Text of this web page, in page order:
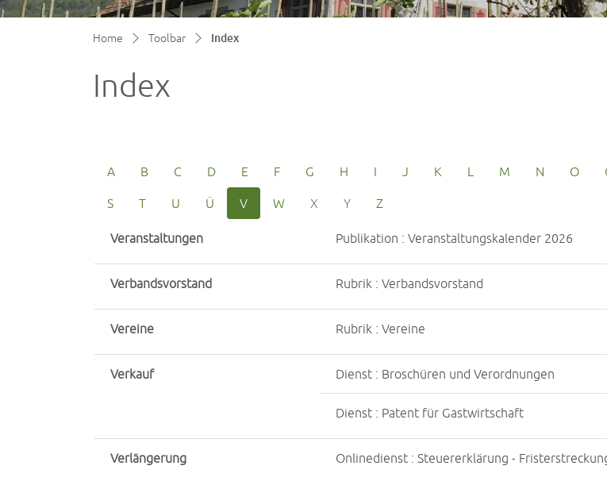
Home Toolbar Index(ausgewählt)
Index
A B C D E F G H I J K L M N O
S T U Ü V W X Y Z
Veranstaltungen Publikation : Veranstaltungskalender 2026
Verbandsvorstand Rubrik : Verbandsvorstand
Vereine Rubrik : Vereine
Verkauf Dienst : Broschüren und Verordnungen
Dienst : Patent für Gastwirtschaft
Verlängerung Onlinedienst : Steuererklärung -